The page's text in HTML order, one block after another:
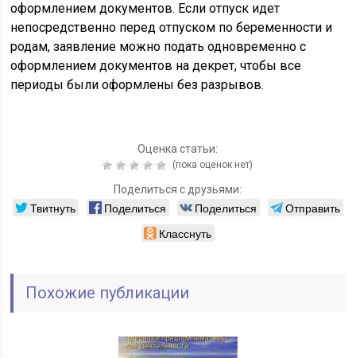
оформлением документов. Если отпуск идет
непосредственно перед отпуском по беременности и
родам, заявление можно подать одновременно с
оформлением документов на декрет, чтобы все
периоды были оформлены без разрывов.
Оценка статьи:
(пока оценок нет)
Поделиться с друзьями:
Твитнуть Поделиться Поделиться
Отправить
Класснуть
Похожие публикации